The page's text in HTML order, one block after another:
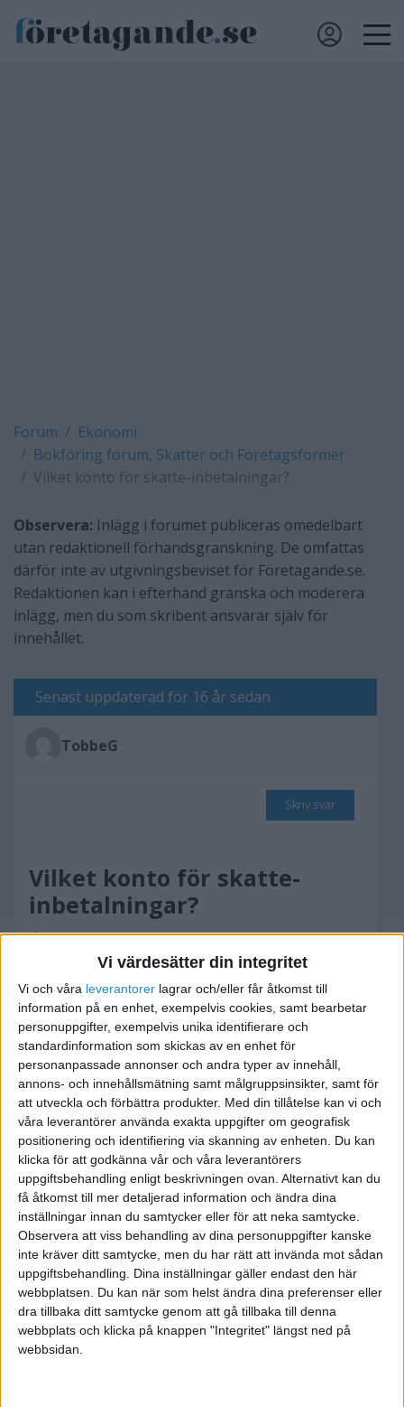
Vi värdesätter din integritet
Vi och våra leverantorer lagrar och/eller får åtkomst till
information på en enhet, exempelvis cookies, samt bearbetar
personuppgifter, exempelvis unika identifierare och
standardinformation som skickas av en enhet för
personanpassade annonser och andra typer av innehåll,
annons- och innehållsmätning samt målgruppsinsikter, samt för
att utveckla och förbättra produkter. Med din tillåtelse kan vi och
våra leverantörer använda exakta uppgifter om geografisk
positionering och identifiering via skanning av enheten. Du kan
klicka för att godkänna vår och våra leverantörers
uppgiftsbehandling enligt beskrivningen ovan. Alternativt kan du
få åtkomst till mer detaljerad information och ändra dina
inställningar innan du samtycker eller för att neka samtycke.
Observera att viss behandling av dina personuppgifter kanske
inte kräver ditt samtycke, men du har rätt att invända mot sådan
uppgiftsbehandling. Dina inställningar gäller endast den här
webbplatsen. Du kan när som helst ändra dina preferenser eller
dra tillbaka ditt samtycke genom att gå tillbaka till denna
webbplats och klicka på knappen "Integritet" längst ned på
webbsidan.
Forum
Ekonomi
Bokföring forum, Skatter och Företagsformer
Vilket konto för skatte-inbetalningar?
Observera: Inlägg i forumet publiceras omedelbart
utan redaktionell förhandsgranskning. De omfattas
därför inte av utgivningsbeviset för Företagande.se.
Redaktionen kan i efterhand granska och moderera
inlägg, men du som skribent ansvarar själv för
innehållet.
Senast uppdaterad för 16 år sedan
TobbeG
Skriv svar
Vilket konto för skatte-
inbetalningar?
2009-10-03 12:28
Hej,
Frågan gäller enskild firma...
Jag har använt konto 1640 (F-Skatt) när jag
bokfört måntaliga skatteinbetalningar.
Men firman som gjorde bokslut har gjort en
verifikation där de ombokat 1640 till 2012 (Egna
skatter).
Ska jag använda 2012 istället för 1640?
Mvh Tobbe G
Ulf Erik